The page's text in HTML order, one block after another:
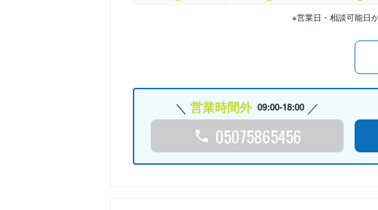
※営業日・相談可能日
営業時間外 09:00-18:00
05075865456